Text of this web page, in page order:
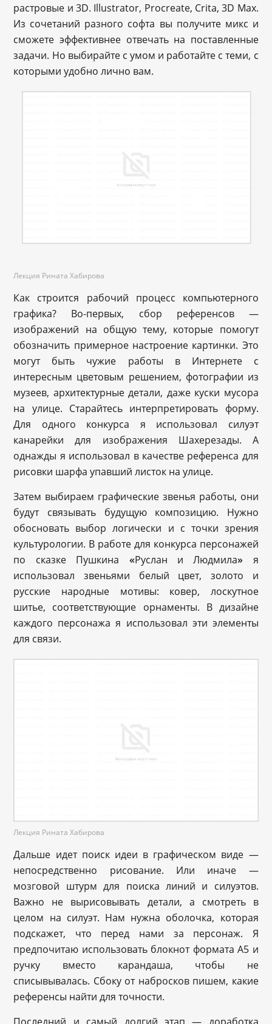
растровые и 3D. Illustrator, Procreate, Crita, 3D Max.
Из сочетаний разного софта вы получите микс и
сможете эффективнее отвечать на поставленные
задачи. Но выбирайте с умом и работайте с теми, с
которыми удобно лично вам.
Лекция Рината Хабирова
Как строится рабочий процесс компьютерного
графика? Во-первых, сбор референсов —
изображений на общую тему, которые помогут
обозначить примерное настроение картинки. Это
могут быть чужие работы в Интернете с
интересным цветовым решением, фотографии из
музеев, архитектурные детали, даже куски мусора
на улице. Старайтесь интерпретировать форму.
Для одного конкурса я использовал силуэт
канарейки для изображения Шахерезады. А
однажды я использовал в качестве референса для
рисовки шарфа упавший листок на улице.
Затем выбираем графические звенья работы, они
будут связывать будущую композицию. Нужно
обосновать выбор логически и с точки зрения
культурологии. В работе для конкурса персонажей
по сказке Пушкина «Руслан и Людмила» я
использовал звеньями белый цвет, золото и
русские народные мотивы: ковер, лоскутное
шитье, соответствующие орнаменты. В дизайне
каждого персонажа я использовал эти элементы
для связи.
Лекция Рината Хабирова
Дальше идет поиск идеи в графическом виде —
непосредственно рисование. Или иначе —
мозговой штурм для поиска линий и силуэтов.
Важно не вырисовывать детали, а смотреть в
целом на силуэт. Нам нужна оболочка, которая
подскажет, что перед нами за персонаж. Я
предпочитаю использовать блокнот формата А5 и
ручку вместо карандаша, чтобы не
списывывалась. Сбоку от набросков пишем, какие
референсы найти для точности.